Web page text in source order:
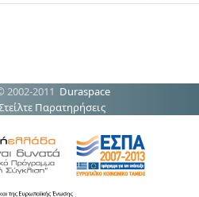
2011 Duraspace
Παρατηρήσεις